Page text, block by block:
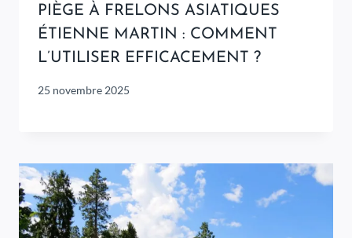
PIÈGE À FRELONS ASIATIQUES
ÉTIENNE MARTIN : COMMENT
L’UTILISER EFFICACEMENT ?
25 novembre 2025